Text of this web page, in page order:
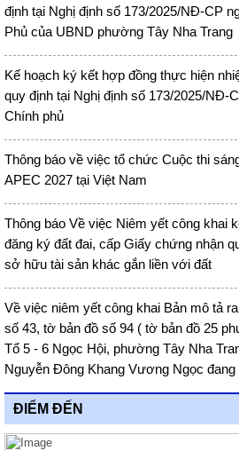
định tại Nghị định số 173/2025/NĐ-CP
Phủ của UBND phường Tây Nha Trang
Kế hoạch ký kết hợp đồng thực hiện
quy định tại Nghị định số 173/2025/NĐ-
Chính phủ
Thông báo về việc tổ chức Cuộc thi
APEC 2027 tại Việt Nam
Thông báo Về việc Niêm yết công khai
đăng ký đất đai, cấp Giấy chứng nhận
sở hữu tài sản khác gắn liền với đất
Về việc niêm yết công khai Bản mô tả
số 43, tờ bản đồ số 94 ( tờ bản đồ 25
Tổ 5 - 6 Ngọc Hội, phường Tây Nha
Nguyễn Đông Khang Vương Ngọc đang
ĐIỂM ĐẾN